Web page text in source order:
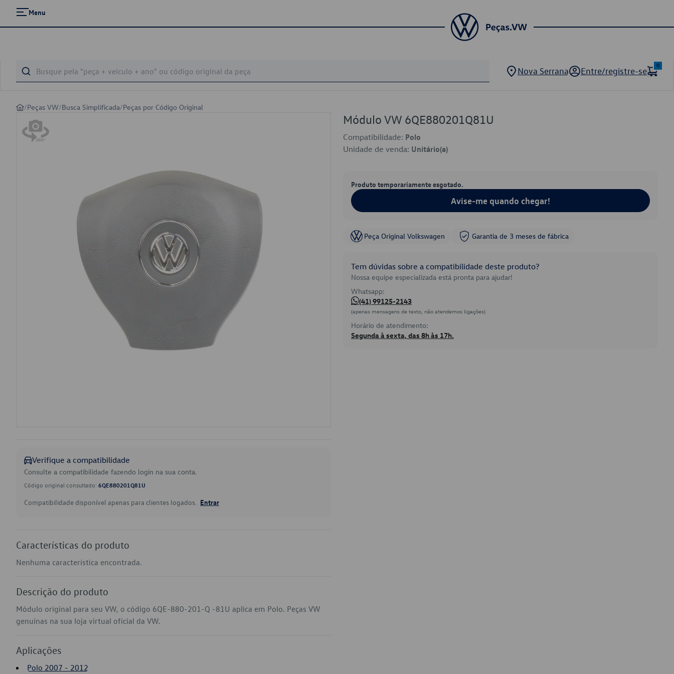
Menu
Nova Serrana Entre/registre-se
0
/Peças VW/Busca Simplificada/Peças por Código Original
Verifique a compatibilidade
Consulte a compatibilidade fazendo login na sua conta.
Código original consultado: 6QE880201Q81U
Compatibilidade disponível apenas para clientes logados. Entrar
Características do produto
Nenhuma característica encontrada.
Descrição do produto
Módulo original para seu VW, o código 6QE-880-201-Q -81U aplica em Polo. Peças VW
genuínas na sua loja virtual oficial da VW.
Aplicações
Polo 2007 - 2012
Módulo VW 6QE880201Q81U
Compatibilidade: Polo
Unidade de venda: Unitário(a)
Produto temporariamente esgotado.
Avise-me quando chegar!
Peça Original Volkswagen Garantia de 3 meses de fábrica
Tem dúvidas sobre a compatibilidade deste produto?
Nossa equipe especializada está pronta para ajudar!
Whatsapp:
(41) 99125-2143
(apenas mensagens de texto, não atendemos ligações)
Horário de atendimento:
Segunda à sexta, das 8h às 17h.